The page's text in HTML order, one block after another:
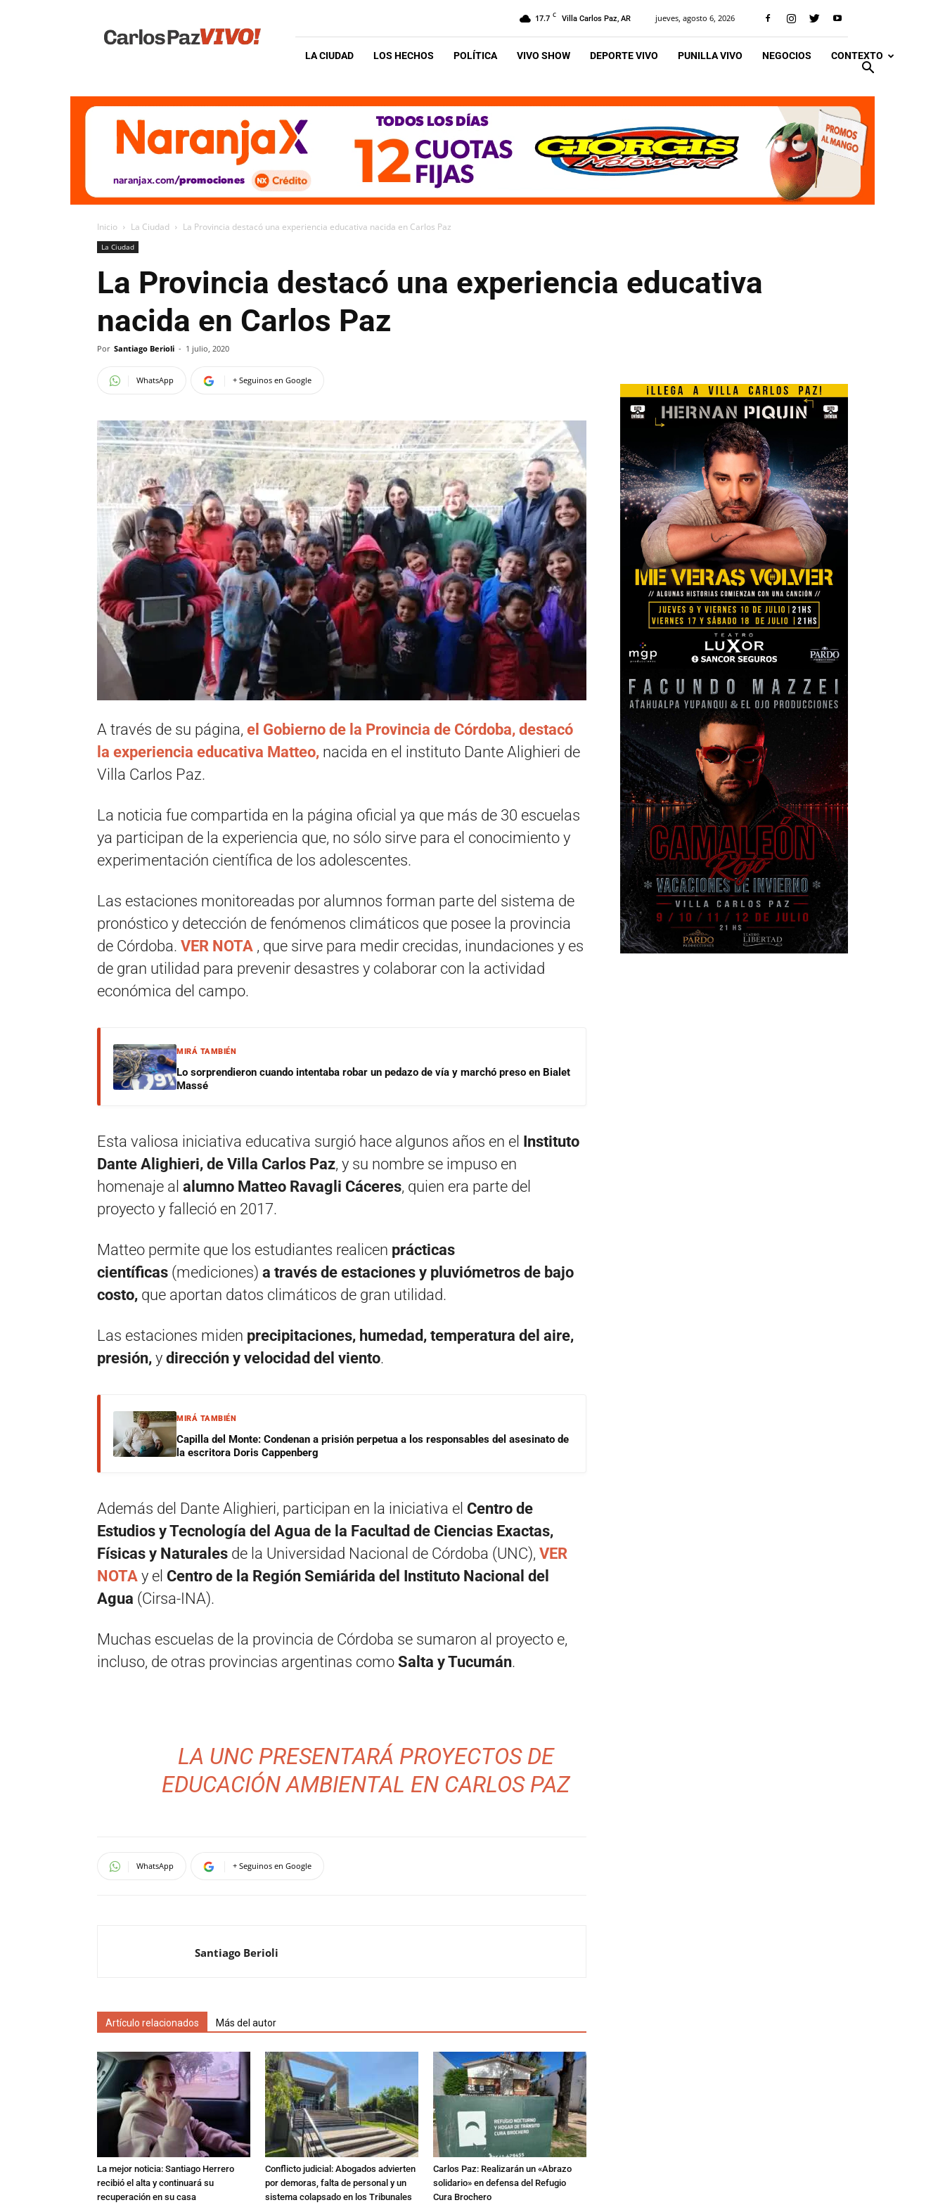
Vivo
17.7 C Villa Carlos Paz, AR jueves, agosto 6, 2026
LA CIUDAD LOS HECHOS POLÍTICA VIVO SHOW DEPORTE VIVO PUNILLA VIVO NEGOCIOS CONTEXTO
Inicio La Ciudad La Provincia destacó una experiencia educativa nacida en Carlos Paz
La Ciudad
La Provincia destacó una experiencia educativa
nacida en Carlos Paz
Por Santiago Berioli - 1 julio, 2020
WhatsApp + Seguinos en Google
A través de su página, el Gobierno de la Provincia de Córdoba, destacó
la experiencia educativa Matteo, nacida en el instituto Dante Alighieri de
Villa Carlos Paz.
La noticia fue compartida en la página oficial ya que más de 30 escuelas
ya participan de la experiencia que, no sólo sirve para el conocimiento y
experimentación científica de los adolescentes.
Las estaciones monitoreadas por alumnos forman parte del sistema de
pronóstico y detección de fenómenos climáticos que posee la provincia
de Córdoba. VER NOTA , que sirve para medir crecidas, inundaciones y es
de gran utilidad para prevenir desastres y colaborar con la actividad
económica del campo.
MIRÁ TAMBIÉN
Lo sorprendieron cuando intentaba robar un pedazo de vía y marchó preso en Bialet
Massé
Esta valiosa iniciativa educativa surgió hace algunos años en el Instituto
Dante Alighieri, de Villa Carlos Paz, y su nombre se impuso en
homenaje al alumno Matteo Ravagli Cáceres, quien era parte del
proyecto y falleció en 2017.
Matteo permite que los estudiantes realicen prácticas
científicas (mediciones) a través de estaciones y pluviómetros de bajo
costo, que aportan datos climáticos de gran utilidad.
Las estaciones miden precipitaciones, humedad, temperatura del aire,
presión, y dirección y velocidad del viento.
MIRÁ TAMBIÉN
Capilla del Monte: Condenan a prisión perpetua a los responsables del asesinato de
la escritora Doris Cappenberg
Además del Dante Alighieri, participan en la iniciativa el Centro de
Estudios y Tecnología del Agua de la Facultad de Ciencias Exactas,
Físicas y Naturales de la Universidad Nacional de Córdoba (UNC), VER
NOTA y el Centro de la Región Semiárida del Instituto Nacional del
Agua (Cirsa-INA).
Muchas escuelas de la provincia de Córdoba se sumaron al proyecto e,
incluso, de otras provincias argentinas como Salta y Tucumán.
LA UNC PRESENTARÁ PROYECTOS DE
EDUCACIÓN AMBIENTAL EN CARLOS PAZ
WhatsApp + Seguinos en Google
Santiago Berioli
Artículo relacionados Más del autor
La mejor noticia: Santiago Herrero
recibió el alta y continuará su
recuperación en su casa
Conflicto judicial: Abogados advierten
por demoras, falta de personal y un
sistema colapsado en los Tribunales
Carlos Paz: Realizarán un «Abrazo
solidario» en defensa del Refugio
Cura Brochero